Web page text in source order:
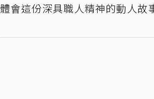
體會這份深具職人精神的動人故